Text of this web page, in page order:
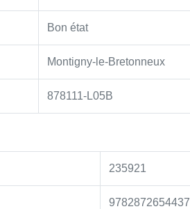
Bon état
Montigny-le-Bretonneux
878111-L05B
235921
9782872654437